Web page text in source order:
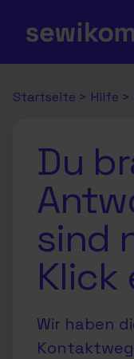
Startseite > Hilfe >
Du
sind
Wir haben